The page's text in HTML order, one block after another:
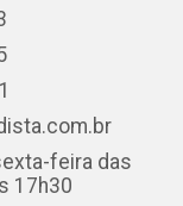
feira das
17h30